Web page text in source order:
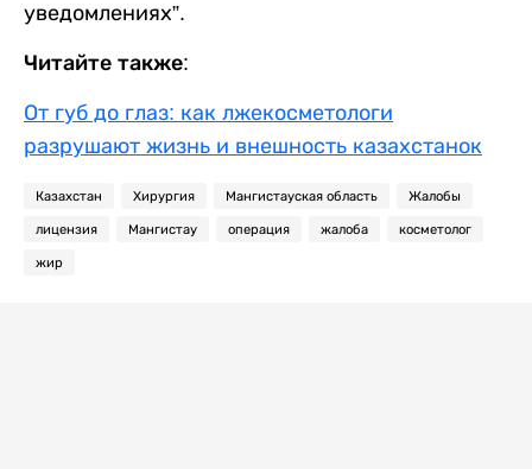
уведомлениях”.
Читайте также:
От губ до глаз: как лжекосметологи
разрушают жизнь и внешность казахстанок
Казахстан Хирургия Мангистауская область Жалобы
лицензия Мангистау операция жалоба косметолог
жир